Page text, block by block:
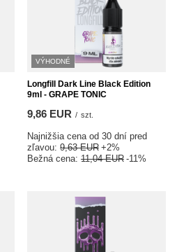
VÝHODNÉ
Longfill Dark Line Black Edition
9ml - GRAPE TONIC
9,86 EUR / szt.
Najnižšia cena od 30 dní pred
zľavou: 9,63 EUR +2%
Bežná cena: 11,04 EUR -11%